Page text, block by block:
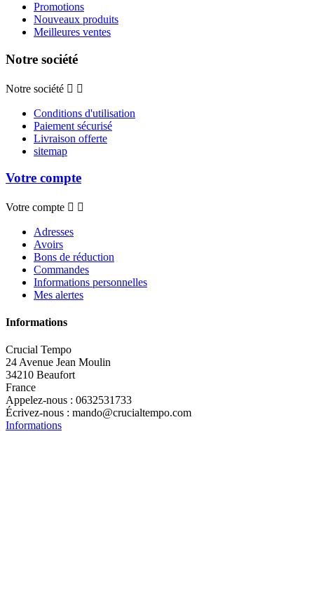
Promotions
Nouveaux produits
Meilleures ventes
Notre société
Notre société  
Conditions d'utilisation
Paiement sécurisé
Livraison offerte
sitemap
Votre compte
Votre compte  
Adresses
Avoirs
Bons de réduction
Commandes
Informations personnelles
Mes alertes
Informations
Crucial Tempo
24 Avenue Jean Moulin
34210 Beaufort
France
Appelez-nous : 0632531733
Écrivez-nous : mando@crucialtempo.com
Informations